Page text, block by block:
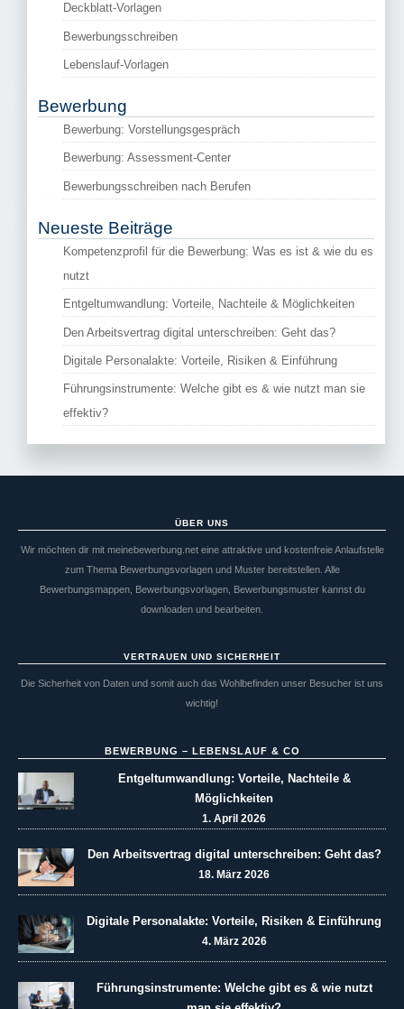
Deckblatt-Vorlagen
Bewerbungsschreiben
Lebenslauf-Vorlagen
Bewerbung
Bewerbung: Vorstellungsgespräch
Bewerbung: Assessment-Center
Bewerbungsschreiben nach Berufen
Neueste Beiträge
Kompetenzprofil für die Bewerbung: Was es ist & wie du es
nutzt
Entgeltumwandlung: Vorteile, Nachteile & Möglichkeiten
Den Arbeitsvertrag digital unterschreiben: Geht das?
Digitale Personalakte: Vorteile, Risiken & Einführung
Führungsinstrumente: Welche gibt es & wie nutzt man sie
effektiv?
ÜBER UNS
Wir möchten dir mit meinebewerbung.net eine attraktive und kostenfreie Anlaufstelle
zum Thema Bewerbungsvorlagen und Muster bereitstellen. Alle
Bewerbungsmappen, Bewerbungsvorlagen, Bewerbungsmuster kannst du
downloaden und bearbeiten.
VERTRAUEN UND SICHERHEIT
Die Sicherheit von Daten und somit auch das Wohlbefinden unser Besucher ist uns
wichtig!
BEWERBUNG – LEBENSLAUF & CO
Entgeltumwandlung: Vorteile, Nachteile &
Möglichkeiten
1. April 2026
Den Arbeitsvertrag digital unterschreiben: Geht das?
18. März 2026
Digitale Personalakte: Vorteile, Risiken & Einführung
4. März 2026
Führungsinstrumente: Welche gibt es & wie nutzt